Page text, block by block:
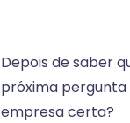
Depois de saber
próxima
empresa certa?